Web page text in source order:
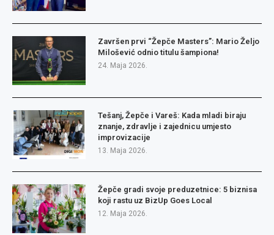
Završen prvi “Žepče Masters”: Mario Željo
Milošević odnio titulu šampiona!
24. Maja 2026.
Tešanj, Žepče i Vareš: Kada mladi biraju
znanje, zdravlje i zajednicu umjesto
improvizacije
13. Maja 2026.
Žepče gradi svoje preduzetnice: 5 biznisa
koji rastu uz BizUp Goes Local
12. Maja 2026.